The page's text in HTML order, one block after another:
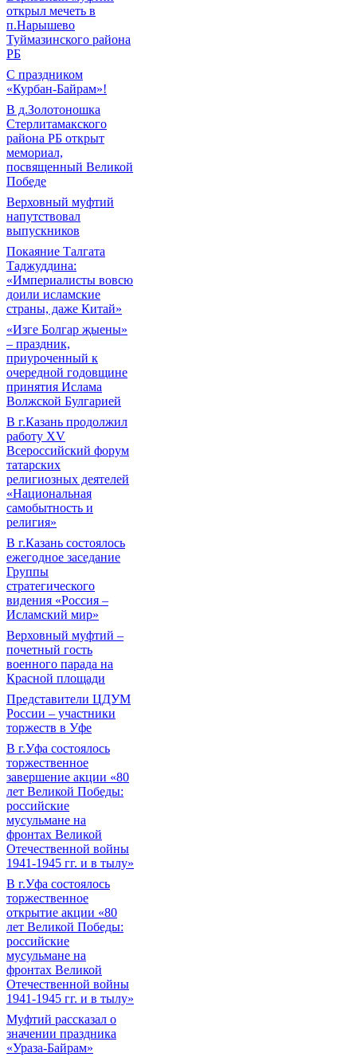
открыл мечеть в
п.Нарышево
Туймазинского района
РБ
С праздником
«Курбан-Байрам»!
В д.Золотоношка
Стерлитамакского
района РБ открыт
мемориал,
посвященный Великой
Победе
Верховный муфтий
напутствовал
выпускников
Покаяние Талгата
Таджуддина:
«Империалисты вовсю
доили исламские
страны, даже Китай»
«Изге Болгар җыены»
– праздник,
приуроченный к
очередной годовщине
принятия Ислама
Волжской Булгарией
В г.Казань продолжил
работу XV
Всероссийский форум
татарских
религиозных деятелей
«Национальная
самобытность и
религия»
В г.Казань состоялось
ежегодное заседание
Группы
стратегического
видения «Россия –
Исламский мир»
Верховный муфтий –
почетный гость
военного парада на
Красной площади
Представители ЦДУМ
России – участники
торжеств в Уфе
В г.Уфа состоялось
торжественное
завершение акции «80
лет Великой Победы:
российские
мусульмане на
фронтах Великой
Отечественной войны
1941-1945 гг. и в тылу»
В г.Уфа состоялось
торжественное
открытие акции «80
лет Великой Победы:
российские
мусульмане на
фронтах Великой
Отечественной войны
1941-1945 гг. и в тылу»
Муфтий рассказал о
значении праздника
«Ураза-Байрам»